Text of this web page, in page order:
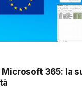
Microsoft 365: la